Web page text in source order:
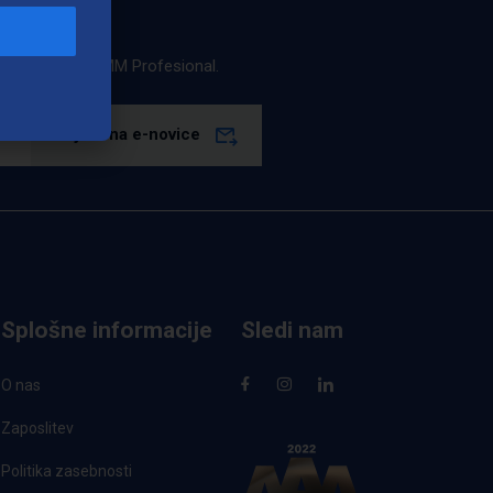
podjetja LMM Profesional.
Prijava na e-novice
Splošne informacije
O nas
Zaposlitev
Politika zasebnosti
Sledi nam